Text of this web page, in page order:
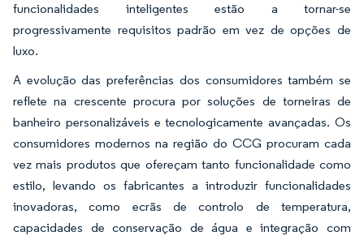
funcionalidades inteligentes estão a tornar-se
progressivamente requisitos padrão em vez de opções de
luxo.
A evolução das preferências dos consumidores também se
reflete na crescente procura por soluções de torneiras de
banheiro personalizáveis e tecnologicamente avançadas. Os
consumidores modernos na região do CCG procuram cada
vez mais produtos que ofereçam tanto funcionalidade como
estilo, levando os fabricantes a introduzir funcionalidades
inovadoras, como ecrãs de controlo de temperatura,
capacidades de conservação de água e integração com